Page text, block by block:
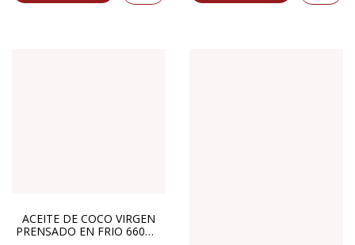
ACEITE DE COCO VIRGEN
PRENSADO EN FRIO 660ML